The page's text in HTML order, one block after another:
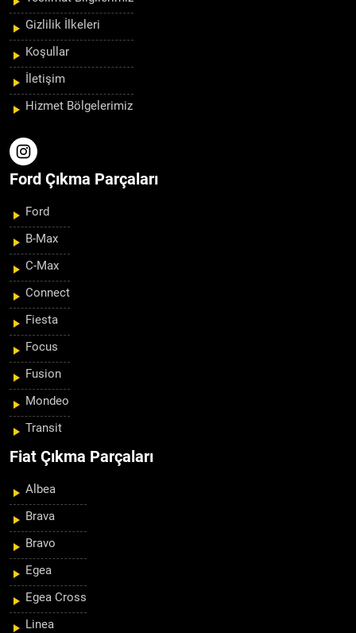
Gizlilik İlkeleri
Koşullar
İletişim
Hizmet Bölgelerimiz
Ford Çıkma Parçaları
Ford
B-Max
C-Max
Connect
Fiesta
Focus
Fusion
Mondeo
Transit
Fiat Çıkma Parçaları
Albea
Brava
Bravo
Egea
Egea Cross
Linea